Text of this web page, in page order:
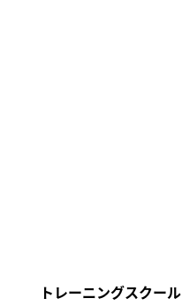
トレーニングスクール